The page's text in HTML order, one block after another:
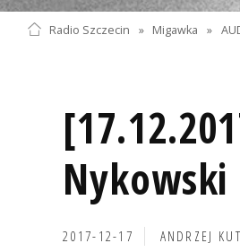
Radio Szczecin » Migawka »
Nykowski
2017-12-17 ANDRZEJ